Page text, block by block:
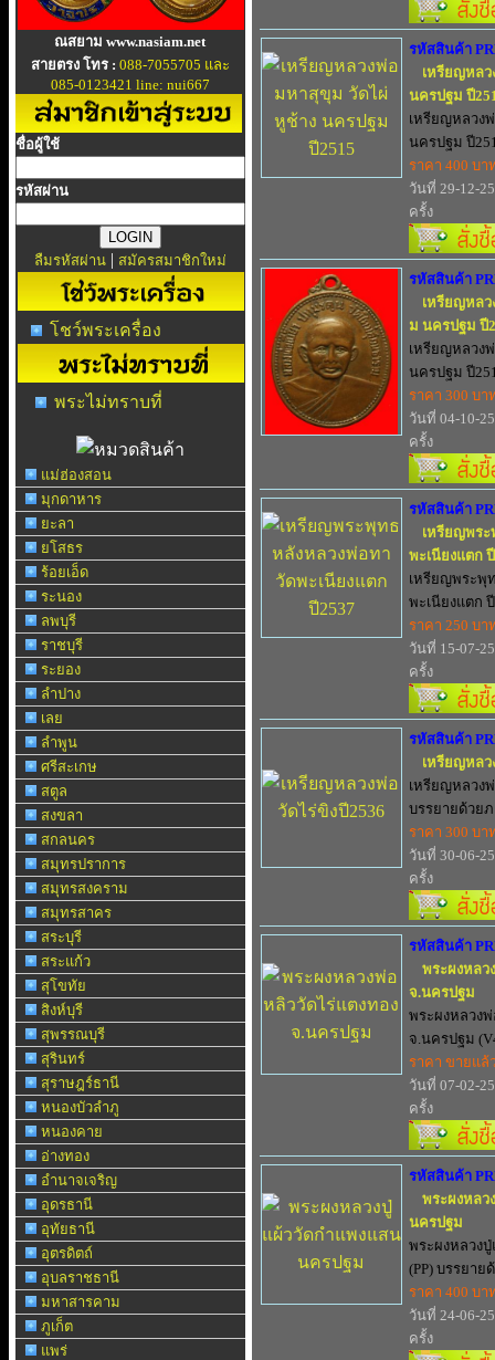
ณสยาม www.nasiam.net
สายตรง โทร : 088-7055705 และ
085-0123421 line: nui667
ชื่อผู้ใช้
รหัสผ่าน
ลืมรหัสผ่าน | สมัครสมาชิกใหม่
โชว์พระเครื่อง
พระไม่ทราบที่
แม่ฮ่องสอน
มุกดาหาร
ยะลา
ยโสธร
ร้อยเอ็ด
ระนอง
ลพบุรี
ราชบุรี
ระยอง
ลำปาง
เลย
ลำพูน
ศรีสะเกษ
สตูล
สงขลา
สกลนคร
สมุทรปราการ
สมุทรสงคราม
สมุทรสาคร
สระบุรี
สระแก้ว
สุโขทัย
สิงห์บุรี
สุพรรณบุรี
สุรินทร์
สุราษฎร์ธานี
หนองบัวลำภู
หนองคาย
อ่างทอง
อำนาจเจริญ
อุดรธานี
อุทัยธานี
อุตรดิตถ์
อุบลราชธานี
มหาสารคาม
ภูเก็ต
แพร่
รหัสสินค้า
เหรียญหล
นครปฐม ปี
เหรียญหลวง
นครปฐม ปี
ราคา 400 บา
วันที่ 29-12-
ครั้ง
รหัสสินค้า
เหรียญหลว
ม นครปฐม ปี
เหรียญหลวง
นครปฐม ปี
ราคา 300 บา
วันที่ 04-10-
ครั้ง
รหัสสินค้า
เหรียญพร
พะเนียงแตก
เหรียญพระพุ
พะเนียงแตก
ราคา 250 บา
วันที่ 15-07-
ครั้ง
รหัสสินค้า
เหรียญหลว
เหรียญหลวง
บรรยายด้วย
ราคา 300 บา
วันที่ 30-06-
ครั้ง
รหัสสินค้า
พระผงหลว
จ.นครปฐม
พระผงหลวง
จ.นครปฐม
ราคา ขายแล้
วันที่ 07-02-
ครั้ง
รหัสสินค้า
พระผงหลว
นครปฐม
พระผงหลวง
(PP) บรรยาย
ราคา 400 บา
วันที่ 24-06-
ครั้ง